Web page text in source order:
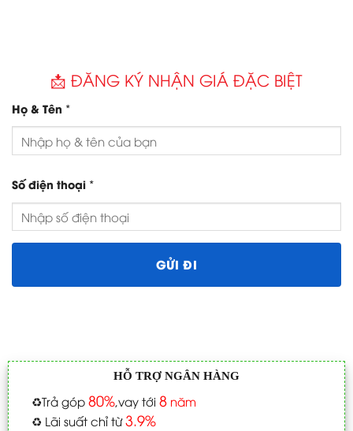
📩 ĐĂNG KÝ NHẬN GIÁ ĐẶC BIỆT
Họ & Tên *
Số điện thoại *
HỖ TRỢ NGÂN HÀNG
♻️Trả góp 80%,vay tới 8năm
♻️ Lãi suất chỉ từ3.9%